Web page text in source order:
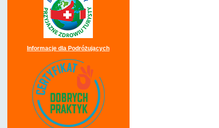
Informacje dla Podróżujących